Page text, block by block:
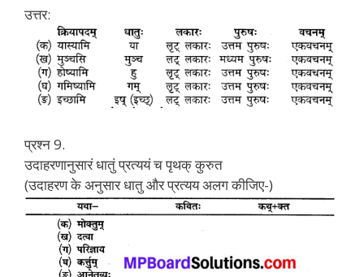
उत्तर:
प्रश्न 9.
उदाहरणानुसारं धातुं प्रत्ययं च पृथक् कुरुत
(उदाहरण के अनुसार धातु और प्रत्यय अलग कीजिए-)